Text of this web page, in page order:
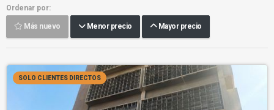
Ordenar por:
Más nuevo Menor precio Mayor precio
SOLO CLIENTES DIRECTOS